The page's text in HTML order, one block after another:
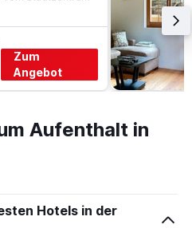
Zum
Angebot
Aufenthalt in
Hotels in der